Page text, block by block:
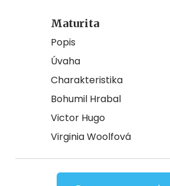
Maturita
Popis
Úvaha
Charakteristika
Bohumil Hrabal
Victor Hugo
Virginia Woolfová